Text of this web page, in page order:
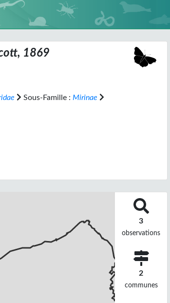
1869
Sous-Famille : Mirinae
3
observations
2
communes